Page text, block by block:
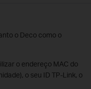
o Deco como o
o endereço MAC do
o seu ID TP-Link, o